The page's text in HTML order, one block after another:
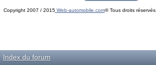
Copyright 2007 / 2015Web-automobile.com® Tous droits
Index du forum